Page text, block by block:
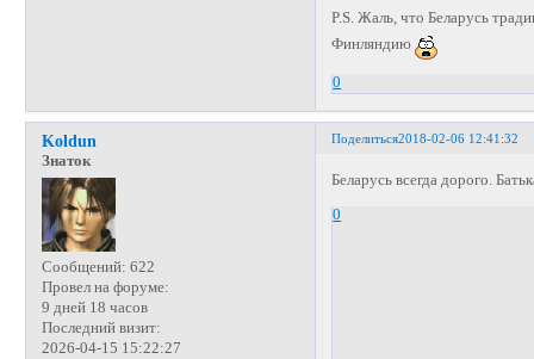
P.S. Жаль, что Беларусь
Финляндию
0
Поделиться2018-02-06 12:41:32
Koldun
Знаток
Сообщений: 622
Провел на форуме:
9 дней 18 часов
Последний визит:
2026-04-15 15:22:27
Беларусь всегда дорого.
0